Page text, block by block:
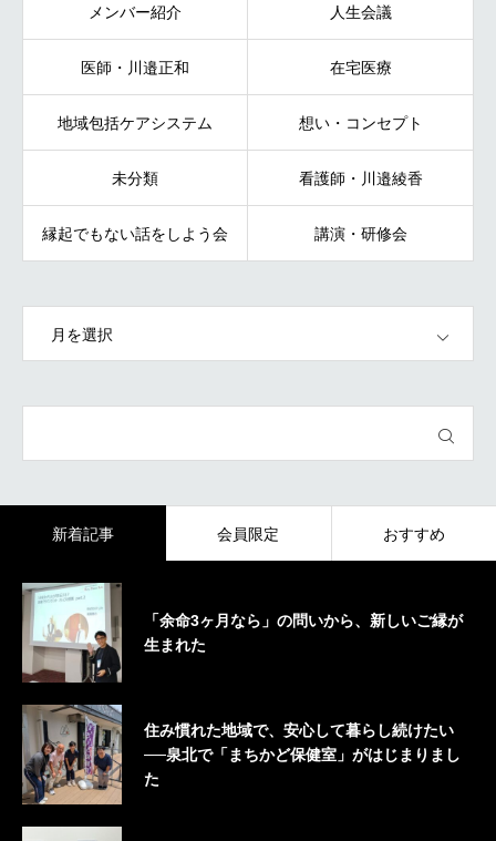
メンバー紹介 人生会議
医師・川邉正和 在宅医療
地域包括ケアシステム 想い・コンセプト
未分類 看護師・川邉綾香
縁起でもない話をしよう会 講演・研修会
新着記事 会員限定 おすすめ
「余命3ヶ月なら」の問いから、新しいご縁が
生まれた
住み慣れた地域で、安心して暮らし続けたい
──泉北で「まちかど保健室」がはじまりまし
た